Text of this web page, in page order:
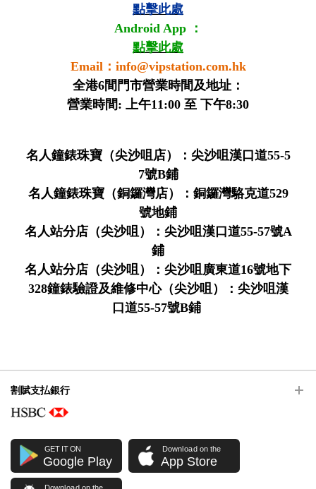
點擊此處
Android App ：
點擊此處
Email： info@vipstation.com.hk
全港6間門市營業時間及地址：
營業時間: 上午11:00 至 下午8:30
名人鐘錶珠寶（尖沙咀店）：尖沙咀漢口道55-5
7號B鋪
名人鐘錶珠寶（銅鑼灣店）：銅鑼灣駱克道529
號地鋪
名人站分店（尖沙咀）：尖沙咀漢口道55-57號A
鋪
名人站分店（尖沙咀）：尖沙咀廣東道16號地下
328鐘錶驗證及維修中心（尖沙咀）：尖沙咀漢
口道55-57號B鋪
割賦支払銀行
GET IT ON
Google Play
Download on the
App Store